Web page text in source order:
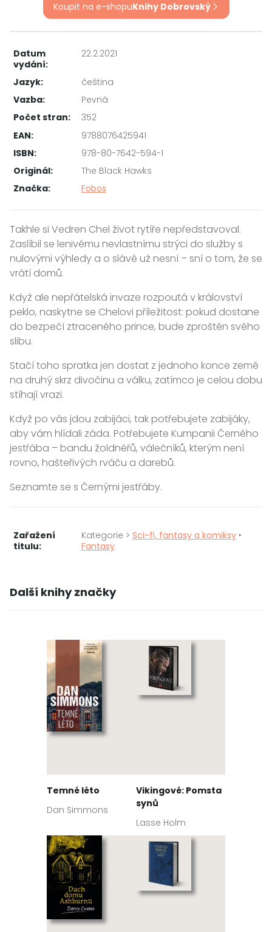
Koupit na e-shopuKnihy Dobrovský
Datum
vydání:
22.2.2021
Jazyk:
čeština
Vazba:
Pevná
Počet stran:
352
EAN:
9788076425941
ISBN:
978-80-7642-594-1
Originál:
The Black Hawks
Značka:
Fobos
Takhle si Vedren Chel život rytíře nepředstavoval.
Zaslíbil se lenivému nevlastnímu strýci do služby s
nulovými výhledy a o slávě už nesní – sní o tom, že se
vrátí domů.
Když ale nepřátelská invaze rozpoutá v království
peklo, naskytne se Chelovi příležitost: pokud dostane
do bezpečí ztraceného prince, bude zproštěn svého
slibu.
Stačí toho spratka jen dostat z jednoho konce země
na druhý skrz divočinu a válku, zatímco je celou dobu
stíhají vrazi.
Když po vás jdou zabijáci, tak potřebujete zabijáky,
aby vám hlídali záda. Potřebujete Kumpanii Černého
jestřába – bandu žoldnéřů, válečníků, kterým není
rovno, hašteřivých rváču a darebů.
Seznamte se s Černými jestřáby.
Zařažení
titulu:
Kategorie > Sci-fi, fantasy a komiksy‣
Fantasy
Další knihy značky
Temné léto
Dan Simmons
Vikingové: Pomsta
synů
Lasse Holm